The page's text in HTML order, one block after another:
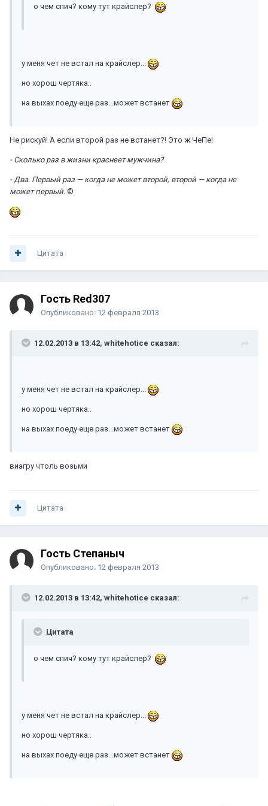
о чем спич? кому тут крайслер?
у меня чет не встал на крайслер...
но хорош чертяка..
на выхах поеду еще раз...может встанет
Не рискуй! А если второй раз не встанет?! Это ж ЧеПе!
- Сколько раз в жизни краснеет мужчина?
- Два. Первый раз — когда не может второй, второй — когда не
может первый. ©
Цитата
Гость Red307
Опубликовано: 12 февраля 2013
12.02.2013 в 13:42, whitehotice сказал:
у меня чет не встал на крайслер...
но хорош чертяка..
на выхах поеду еще раз...может встанет
виагру чтоль возьми
Цитата
Гость Степаныч
Опубликовано: 12 февраля 2013
12.02.2013 в 13:42, whitehotice сказал:
Цитата
о чем спич? кому тут крайслер?
у меня чет не встал на крайслер...
но хорош чертяка..
на выхах поеду еще раз...может встанет